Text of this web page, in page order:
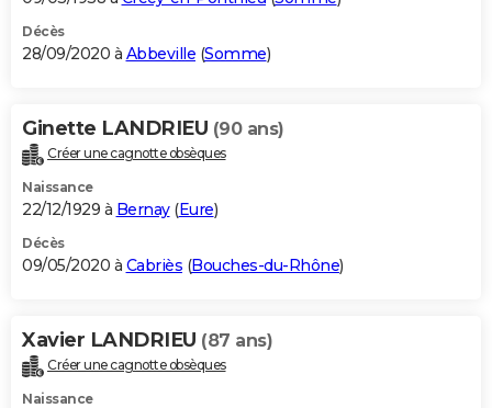
Décès
28/09/2020 à Abbeville (Somme)
Ginette LANDRIEU (90 ans)
Créer une cagnotte obsèques
Naissance
22/12/1929 à Bernay(Eure)
Décès
09/05/2020 à Cabriès (Bouches-du-Rhône)
Xavier LANDRIEU (87 ans)
Créer une cagnotte obsèques
Naissance